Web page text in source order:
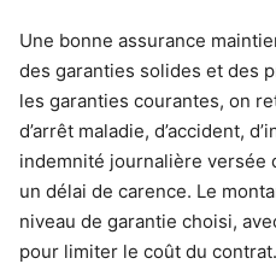
Une bonne assurance
des garanties solides et des
les garanties courantes, on
d’arrêt maladie, d’accident,
indemnité journalière versée
un délai de carence. Le
niveau de garantie choisi,
pour limiter le coût du